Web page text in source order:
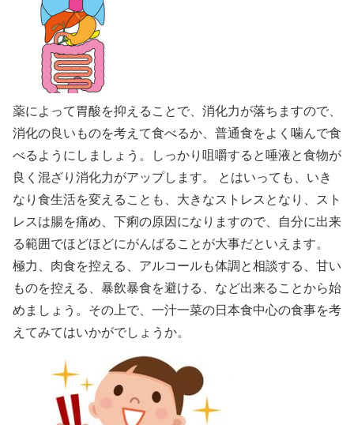
薬によって胃酸を抑えることで、消化力が落ちますので、
消化の良いものを考えて食べるか、普通食をよく噛んで食
べるようにしましょう。しっかり咀嚼すると唾液と食物が
良く混ざり消化力がアップします。 とはいっても、いき
なり食生活を変えることも、大きなストレスとなり、スト
レスは腸を痛め、下痢の原因になりますので、自分に出来
る範囲でほどほどにがんばることが大事だといえます。
極力、肉食を控える、アルコールも体調と相談する、甘い
ものを控える、暴飲暴食を避ける、など出来ることから始
めましょう。その上で、一汁一菜の日本食中心の食事を考
えてみてはいかがでしょうか。